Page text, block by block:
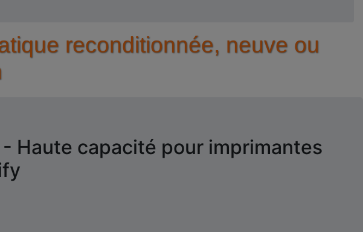
reconditionnée, neuve ou
Haute capacité pour imprimantes